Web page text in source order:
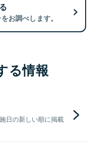
お調べします。
る情報
日の新しい順に掲載